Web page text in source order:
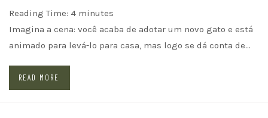
Reading Time: 4 minutes
Imagina a cena: você acaba de adotar um novo gato e está
animado para levá-lo para casa, mas logo se dá conta de…
READ MORE